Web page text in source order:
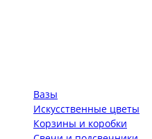
Вазы
Искусственные цветы
Корзины и коробки